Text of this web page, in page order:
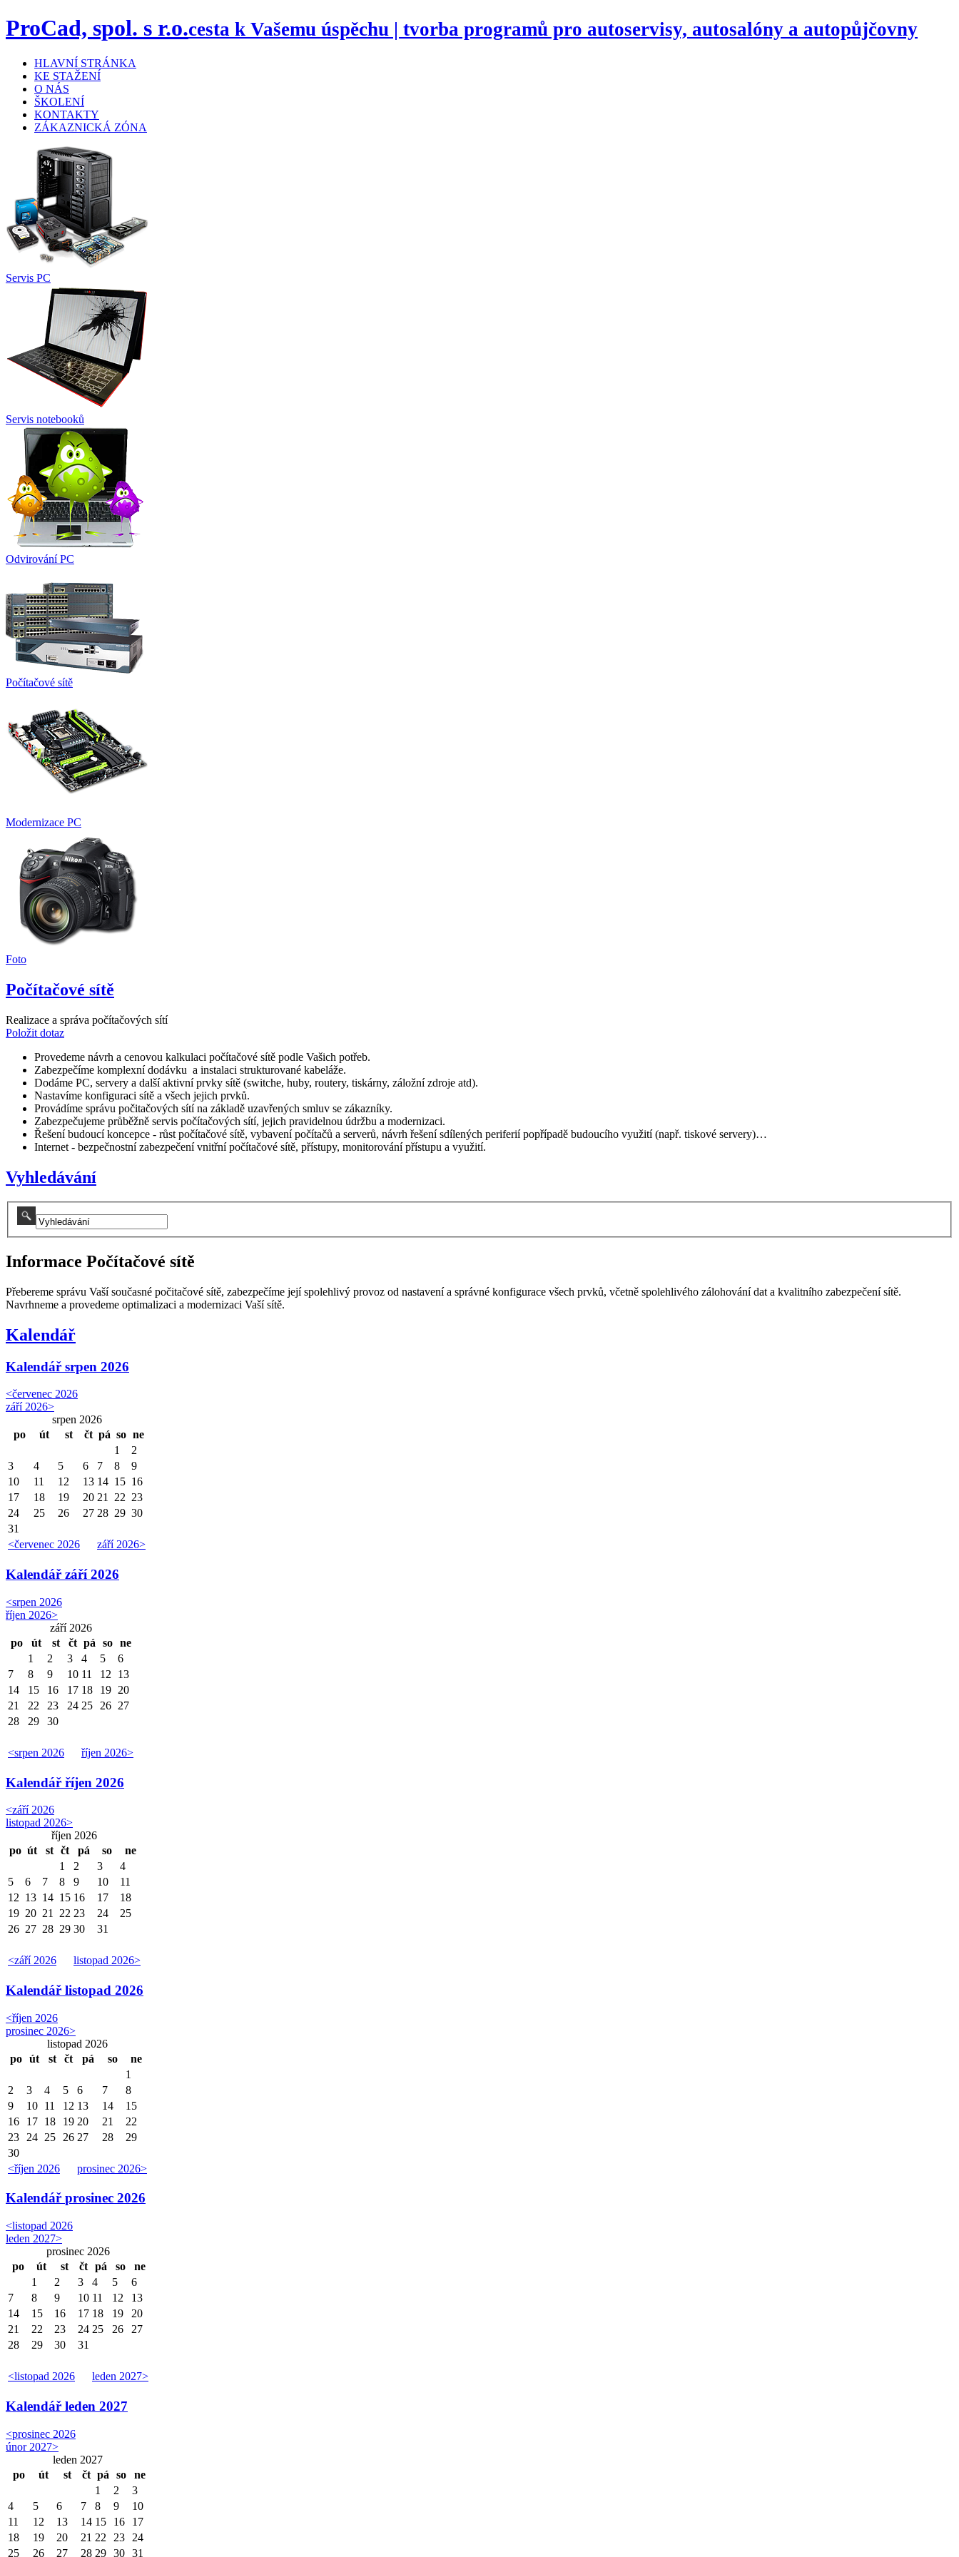
ProCad, spol. s r.o.cesta k Vašemu úspěchu | tvorba programů pro autoservisy, autosalóny a autopůjčovny
HLAVNÍ STRÁNKA
KE STAŽENÍ
O NÁS
ŠKOLENÍ
KONTAKTY
ZÁKAZNICKÁ ZÓNA
Servis PC
Servis notebooků
Odvirování PC
Počítačové sítě
Modernizace PC
Foto
Počítačové sítě
Realizace a správa počítačových sítí
Položit dotaz
Provedeme návrh a cenovou kalkulaci počítačové sítě podle Vašich potřeb.
Zabezpečíme komplexní dodávku a instalaci strukturované kabeláže.
Dodáme PC, servery a další aktivní prvky sítě (switche, huby, routery, tiskárny, záložní zdroje atd).
Nastavíme konfiguraci sítě a všech jejich prvků.
Provádíme správu počitačových sítí na základě uzavřených smluv se zákazníky.
Zabezpečujeme průběžně servis počítačových sítí, jejich pravidelnou údržbu a modernizaci.
Řešení budoucí koncepce - růst počítačové sítě, vybavení počítačů a serverů, návrh řešení sdílených periferií popřípadě budoucího využití (např. tiskové servery)…
Internet - bezpečnostní zabezpečení vnitřní počítačové sítě, přístupy, monitorování přístupu a využití.
Vyhledávání
Informace Počítačové sítě
Přebereme správu Vaší současné počitačové sítě, zabezpečíme její spolehlivý provoz od nastavení a správné konfigurace všech prvků, včetně spolehlivého zálohování dat a kvalitního zabezpečení sítě.
Navrhneme a provedeme optimalizaci a modernizaci Vaší sítě.
Kalendář
Kalendář srpen 2026
<červenec 2026
září 2026>
srpen 2026
po
út st čt pá so ne
<červenec 2026 září 2026>
1
2
3
4 5 6 7 8
9
10
11 12 13 14 15 16
17
18 19 20 21 22 23
24
25 26 27 28 29 30
31
Kalendář září 2026
<srpen 2026
říjen 2026>
září 2026
po
út st čt pá so ne
<srpen 2026 říjen 2026>
1 2 3 4 5
6
7
8 9 10 11 12
13
14
15 16 17 18 19 20
21
22 23 24 25 26 27
28
29 30
Kalendář říjen 2026
<září 2026
listopad 2026>
říjen 2026
po út st čt pá so ne
<září 2026 listopad 2026>
1 2 3
4
5
6 7 8 9 10
11
12 13 14 15 16 17
18
19 20 21 22 23 24
25
26 27 28 29 30 31
Kalendář listopad 2026
<říjen 2026
prosinec 2026>
listopad 2026
po
út st čt pá so ne
<říjen 2026 prosinec 2026>
1
2
3 4 5 6 7
8
9
10 11 12 13 14
15
16
17 18 19 20 21
22
23
24 25 26 27 28
29
30
Kalendář prosinec 2026
<listopad 2026
leden 2027>
prosinec 2026
po
út st čt pá so ne
<listopad 2026 leden 2027>
1 2 3 4 5
6
7
8 9 10 11 12
13
14
15 16 17 18 19
20
21
22 23 24 25 26
27
28
29 30 31
Kalendář leden 2027
<prosinec 2026
únor 2027>
leden 2027
po
út st čt pá so
ne
1
2
3
4
5 6 7 8 9
10
11
12 13 14 15 16
17
18
19 20 21 22 23
24
25
26 27 28 29 30 31